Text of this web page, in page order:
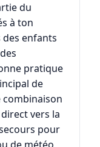
du
à ton
enfants
pratique
de
combinaison
vers la
pour